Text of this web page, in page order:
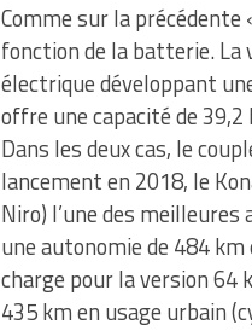
Comme sur la précédente
fonction de la batterie. La
électrique développant
offre une capacité de
Dans les deux cas, le
lancement en 2018, le
Niro) l’une des
une autonomie de 484
charge pour la version
435 km en usage urbain